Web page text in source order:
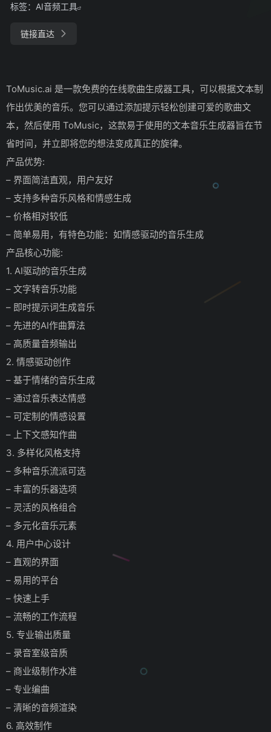
标签： AI音频工具
链接直达
ToMusic.ai 是一款免费的在线歌曲生成器工具，可以根据文本制
作出优美的音乐。您可以通过添加提示轻松创建可爱的歌曲文
本，然后使用 ToMusic，这款易于使用的文本音乐生成器旨在节
省时间，并立即将您的想法变成真正的旋律。
产品优势:
– 界面简洁直观，用户友好
– 支持多种音乐风格和情感生成
– 价格相对较低
– 简单易用，有特色功能：如情感驱动的音乐生成
产品核心功能:
1. AI驱动的音乐生成
– 文字转音乐功能
– 即时提示词生成音乐
– 先进的AI作曲算法
– 高质量音频输出
2. 情感驱动创作
– 基于情绪的音乐生成
– 通过音乐表达情感
– 可定制的情感设置
– 上下文感知作曲
3. 多样化风格支持
– 多种音乐流派可选
– 丰富的乐器选项
– 灵活的风格组合
– 多元化音乐元素
4. 用户中心设计
– 直观的界面
– 易用的平台
– 快速上手
– 流畅的工作流程
5. 专业输出质量
– 录音室级音质
– 商业级制作水准
– 专业编曲
– 清晰的音频渲染
6. 高效制作